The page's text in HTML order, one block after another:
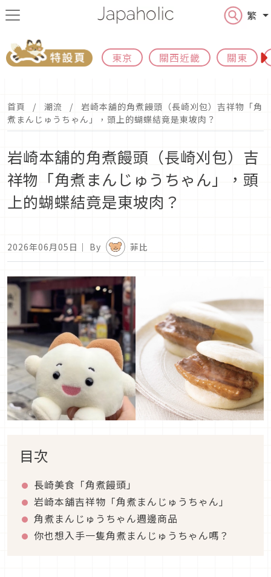
繁
東京 關西近畿 關東
首頁 潮流
岩崎本舖的角煮饅頭（長崎刈包）吉祥物「角
煮まんじゅうちゃん」，頭上的蝴蝶結竟是東坡肉？
岩崎本舖的角煮饅頭（長崎刈包）吉
祥物「角煮まんじゅうちゃん」，頭
上的蝴蝶結竟是東坡肉？
2026年06月05日 ｜ By 菲比
目次
長崎美食「角煮饅頭」
岩崎本舖吉祥物「角煮まんじゅうちゃん」
角煮まんじゅうちゃん週邊商品
你也想入手一隻角煮まんじゅうちゃん嗎？